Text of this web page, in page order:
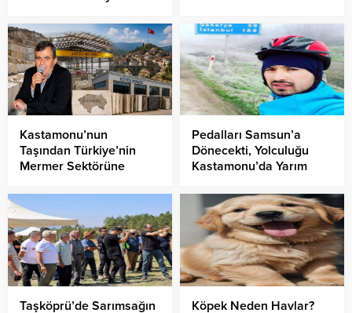
Kastamonu’nun
Taşından Türkiye’nin
Mermer Sektörüne
Kütük’ün Başarı Hikâyesi
Pedalları Samsun’a
Dönecekti, Yolculuğu
Kastamonu’da Yarım
Haber
Taşköprü’de Sarımsağın
Köpek Neden Havlar?